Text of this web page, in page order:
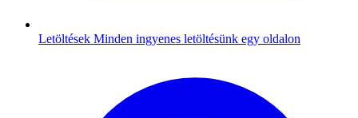
Letöltések Minden ingyenes letöltésünk egy oldalon